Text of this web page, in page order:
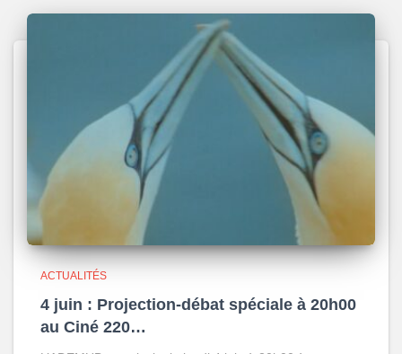
ACTUALITÉS
4 juin : Projection-débat spéciale à 20h00
au Ciné 220…